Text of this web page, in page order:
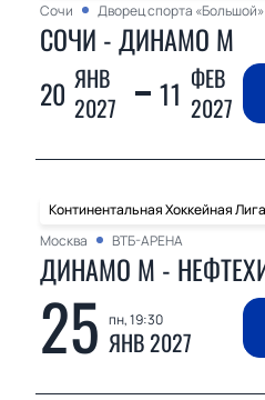
Сочи
Дворец спорта «Большой»
СОЧИ - ДИНАМО М
20 ЯНВ
2027
11 ФЕВ
2027
Континентальная Хоккейная Лига
Москва
ВТБ-АРЕНА
ДИНАМО М -
25 пн, 19:30
ЯНВ 2027